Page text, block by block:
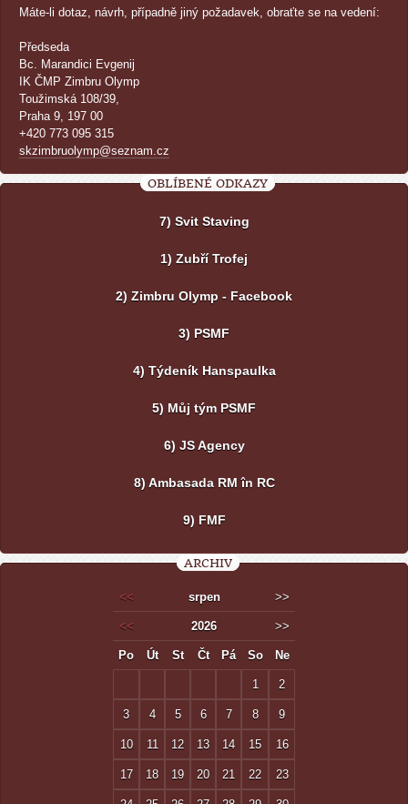
Máte-li dotaz, návrh, případně jiný požadavek, obraťte se na vedení:
Předseda
Bc. Marandici Evgenij
IK ČMP Zimbru Olymp
Toužimská 108/39,
Praha 9, 197 00
+420 773 095 315
skzimbruolymp@seznam.cz
OBLÍBENÉ ODKAZY
7) Svit Staving
1) Zubří Trofej
2) Zimbru Olymp - Facebook
3) PSMF
4) Týdeník Hanspaulka
5) Můj tým PSMF
6) JS Agency
8) Ambasada RM în RC
9) FMF
ARCHIV
<< srpen >>
<< 2026 >>
Po Út St Čt Pá So Ne
1 2
3 4 5 6 7 8 9
10 11 12 13 14 15 16
17 18 19 20 21 22 23